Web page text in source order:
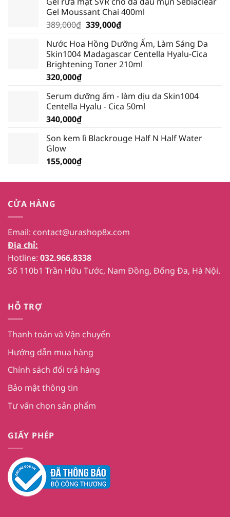
Gel Moussant Chai 400ml
389,000₫ Giá
là:
389,000₫.
339,000₫Giá
tại
là:
339,000₫.
Nước Hoa Hồng Dưỡng Ẩm, Làm Sáng Da
Skin1004 Madagascar Centella Hyalu-Cica
Brightening Toner 210ml
320,000₫
Serum dưỡng ẩm - làm dịu da Skin1004
Centella Hyalu - Cica 50ml
340,000₫
Son kem lì Blackrouge Half N Half Water
Glow
155,000₫
CỬA HÀNG
Email: contact@urashop8x.com
Địa chỉ:
Hotline: 032.966.8338
Số 110b1 Trần Hữu Tước, Nam Đồng, Đống Đa, Hà Nội.
HỖ TRỢ
Thanh toán và Vận chuyển
Hướng dẫn mua hàng
Chính sách đổi trả hàng
Bảo mật thông tin
Tư vấn chọn sản phẩm
GIẤY PHÉP